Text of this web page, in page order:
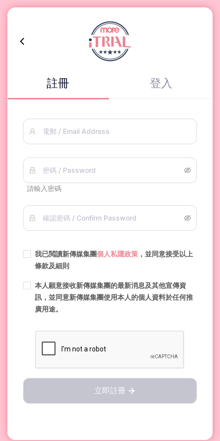
註冊 登入
電郵 / Email Address
密碼 / Password
請輸入密碼
確認密碼 / Confirm Password
我已閲讀新傳媒集團個人私隱政策 ，並同意接受以上
條款及細則
本人願意接收新傳媒集團的最新消息及其他宣傳資
訊，並同意新傳媒集團使用本人的個人資料於任何推
廣用途。
立即註冊